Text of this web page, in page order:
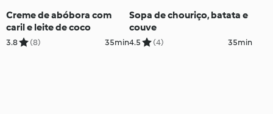
Creme de abóbora com
caril e leite de coco
3.8 (8) 35min
Sopa de chouriço, batata e
couve
4.5 (4) 35min